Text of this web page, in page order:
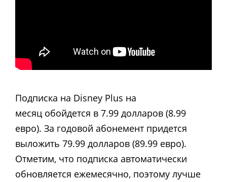
Подписка на Disney Plus на
месяц обойдется в 7.99 долларов (8.99
евро). За годовой абонемент придется
выложить 79.99 долларов (89.99 евро).
Отметим, что подписка автоматически
обновляется ежемесячно, поэтому лучше